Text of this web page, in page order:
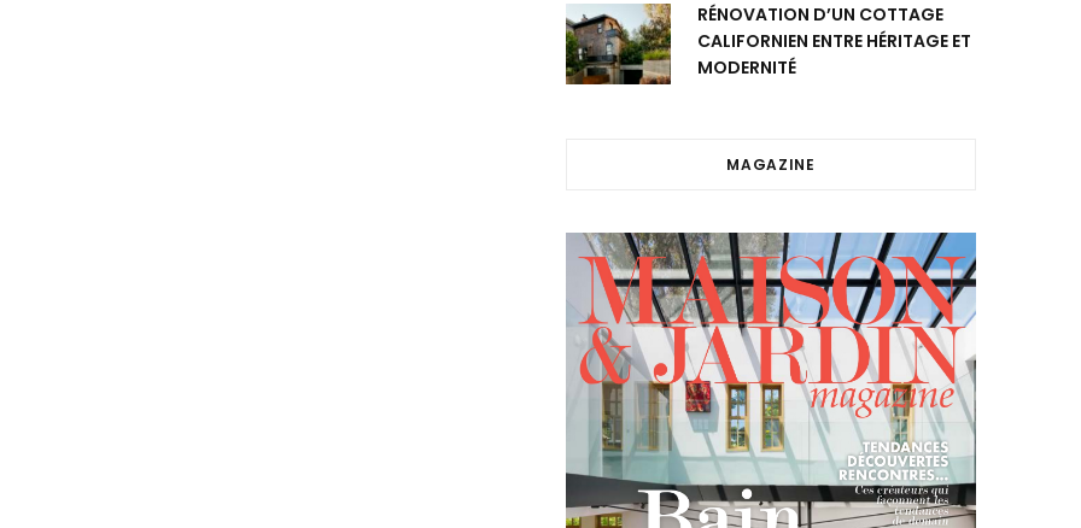
RÉNOVATION D’UN COTTAGE
CALIFORNIEN ENTRE HÉRITAGE ET
MODERNITÉ
MAGAZINE